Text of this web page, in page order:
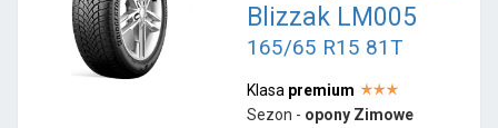
Blizzak LM005
165/65 R15 81T
Klasa premium
Sezon - opony Zimowe